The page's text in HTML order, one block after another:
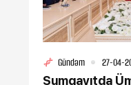
Gündəm 27-04-
Sumqayıtda